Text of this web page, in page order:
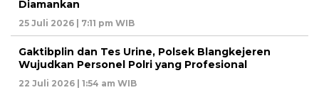
Diamankan
25 Juli 2026 | 7:11 pm WIB
Gaktibplin dan Tes Urine, Polsek Blangkejeren
Wujudkan Personel Polri yang Profesional
22 Juli 2026 | 1:54 am WIB